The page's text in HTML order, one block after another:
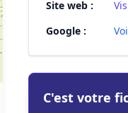
Site web :
Google :
C'est votre